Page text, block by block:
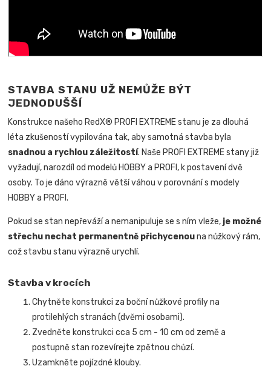
STAVBA STANU UŽ NEMŮŽE BÝT
JEDNODUŠŠÍ
Konstrukce našeho RedX® PROFI EXTREME stanu je za dlouhá
léta zkušeností vypilována tak, aby samotná stavba byla
snadnou a rychlou záležitostí. Naše PROFI EXTREME stany již
vyžadují, narozdíl od modelů HOBBY a PROFI, k postavení dvě
osoby. To je dáno výrazně větší váhou v porovnání s modely
HOBBY a PROFI.
Pokud se stan nepřeváží a nemanipuluje se s ním vleže, je možné
střechu nechat permanentně přichycenouna nůžkový rám,
což stavbu stanu výrazně urychlí.
Stavba v krocích
Chytněte konstrukci za boční nůžkové profily na
protilehlých stranách (dvěmi osobami).
Zvedněte konstrukci cca 5 cm - 10 cm od země a
postupně stan rozevírejte zpětnou chůzí.
Uzamkněte pojízdné klouby.